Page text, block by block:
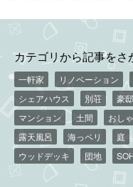
カテゴリから記事をさ
一軒家 リノベーション
シェアハウス
別荘 豪邸
マンション
土間 おし
露天風呂
海っペリ 庭
ウッドデッキ
団地